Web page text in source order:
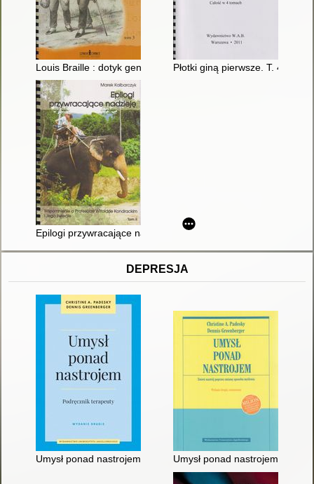
Louis Braille : dotyk geniuszu. T. 3Płotki giną pierwsze. T. 4
Epilogi przywracające nadzieję : wspomnienie o profesorze
DEPRESJA
Umysł ponad nastrojem : podręcznik terapeuty
Umysł ponad nastrojem :